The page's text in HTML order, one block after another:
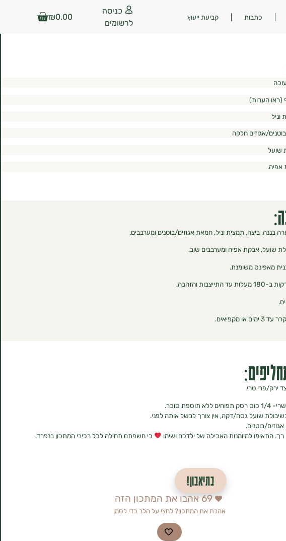
כתבות קביעת ייעוץ
כניסה
לרשומים
₪0.00
ירק/פרי טרי.
תוספת סוכר.
שועל גסה/דקה, אין צורך לבשל אותה לפני.
בוטנים.
התאימו למיומנות האכילה של ילדכם ושימו
כי חשפתם תחילה לכל רכיבי המתכון בנפרד.
בתיאבון!
69אהבו את המתכון הזה
אהבת את המתכון? לחצי על הלב כדי לסמן